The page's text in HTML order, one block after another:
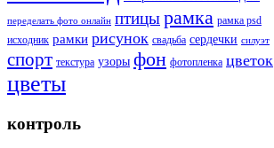
переделать фото онлайн птицырамка рамка psd
исходник рамки рисунок свадьба сердечки силуэт
спорт текстура узоры фон фотопленка цветок
цветы
контроль